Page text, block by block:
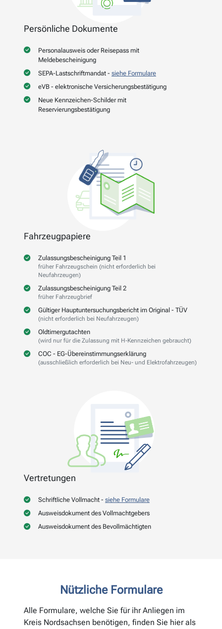
Persönliche Dokumente
Personalausweis oder Reisepass mit
Meldebescheinigung
SEPA-Lastschriftmandat - siehe Formulare
eVB - elektronische Versicherungsbestätigung
Neue Kennzeichen-Schilder mit
Reservierungsbestätigung
Fahrzeugpapiere
Zulassungsbescheinigung Teil 1
früher Fahrzeugschein (nicht erforderlich bei
Neufahrzeugen)
Zulassungsbescheinigung Teil 2
früher Fahrzeugbrief
Gültiger Hauptuntersuchungsbericht im Original - TÜV
(nicht erforderlich bei Neufahrzeugen)
Oldtimergutachten
(wird nur für die Zulassung mit H-Kennzeichen gebraucht)
COC - EG-Übereinstimmungserklärung
(ausschließlich erforderlich bei Neu- und Elektrofahrzeugen)
Vertretungen
Schriftliche Vollmacht - siehe Formulare
Ausweisdokument des Vollmachtgebers
Ausweisdokument des Bevollmächtigten
Nützliche Formulare
Alle Formulare, welche Sie für ihr Anliegen im
Kreis Nordsachsen benötigen, finden Sie hier als